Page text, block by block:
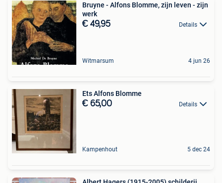
Bruyne - Alfons Blomme, zijn leven - zijn
werk
€ 49,95 Details
Witmarsum 4 jun 26
Ets Alfons Blomme
€ 65,00 Details
Kampenhout 5 dec 24